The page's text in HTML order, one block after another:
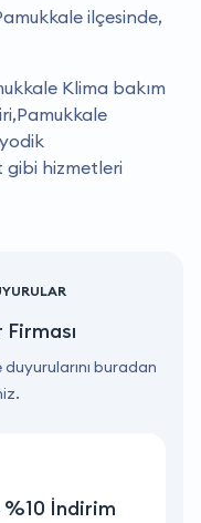
ilçesinde,
Klima bakım
gibi hizmetleri
buradan
İndirim